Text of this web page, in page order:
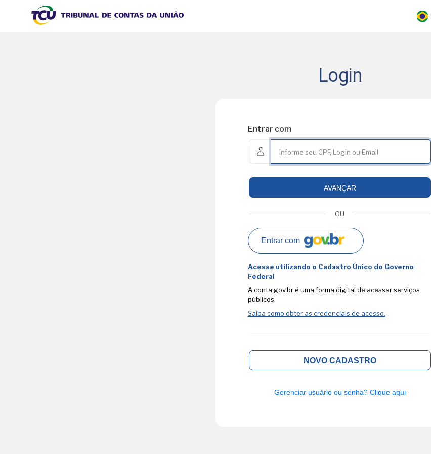
Login
Entrar com
AVANÇAR
OU
Entrar com
Acesse utilizando o Cadastro Único do Governo
Federal
A conta gov.br é uma forma digital de acessar serviços
públicos.
Saiba como obter as credenciais de acesso.
NOVO CADASTRO
Gerenciar usuário ou senha? Clique aqui